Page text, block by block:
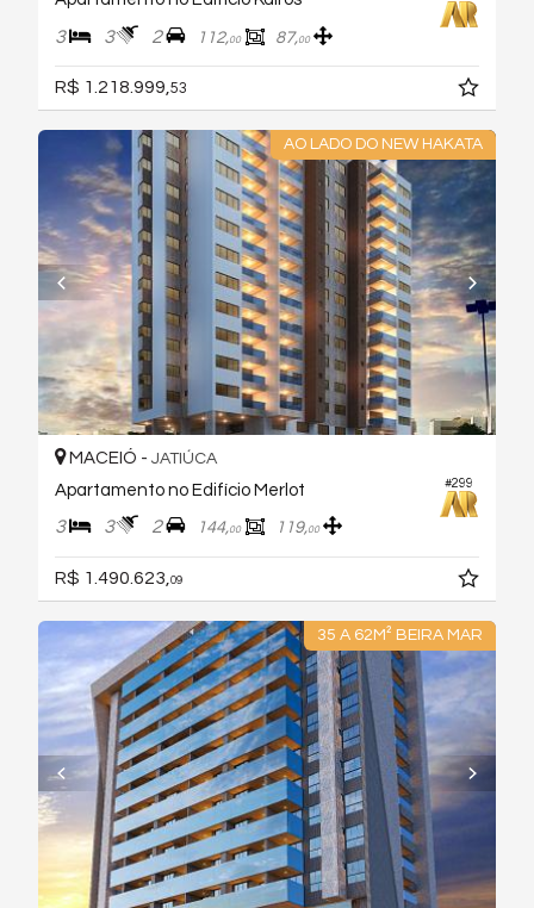
3 3 2 112,00 87,00
R$ 1.218.999,53
AO LADO DO NEW HAKATA
#299
MACEIÓ - JATIÚCA
Apartamento no Edifício Merlot
3 3 2 144,00 119,00
R$ 1.490.623, 09
35 A 62M² BEIRA MAR